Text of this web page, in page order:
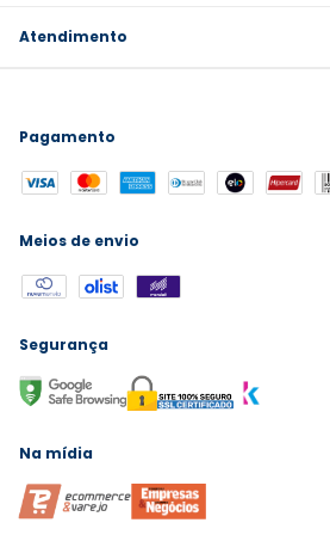
Atendimento
Pagamento
Meios de envio
Segurança
Na mídia